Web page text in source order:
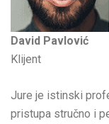
David Pavlović
Klijent
Jure je istinski
pristupa stručno i